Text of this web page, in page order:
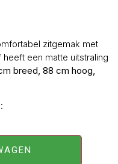
zitgemak met
een matte uitstraling
breed, 88 cm hoog,